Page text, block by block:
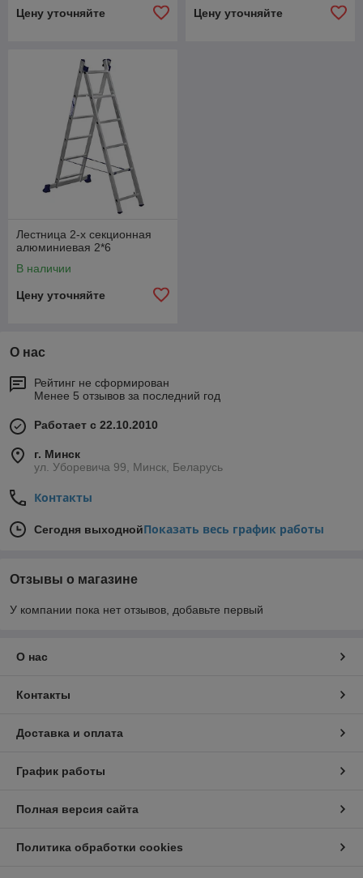
Цену уточняйте Цену уточняйте
Лестница 2-х секционная
алюминиевая 2*6
В наличии
Цену уточняйте
О нас
Рейтинг не сформирован
Менее 5 отзывов за последний год
Работает с 22.10.2010
г. Минск
ул. Уборевича 99, Минск, Беларусь
Контакты
Сегодня выходнойПоказать весь график работы
Отзывы о магазине
У компании пока нет отзывов, добавьте первый
О нас
Контакты
Доставка и оплата
График работы
Полная версия сайта
Политика обработки cookies